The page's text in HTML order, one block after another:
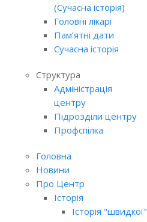
(Сучасна історія)
Головні лікарі
Пам’ятні дати
Сучасна історія
Структура
Адміністрація
центру
Підрозділи центру
Профспілка
Головна
Новини
Про Центр
Історія
Історія "швидкої"